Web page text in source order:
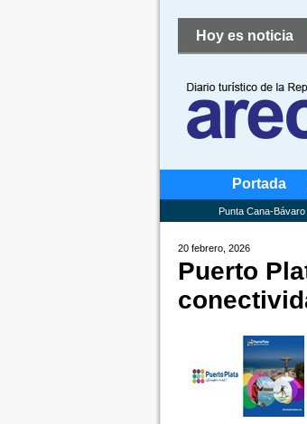
Hoy es noticia
Portada
Punta Cana-Bávaro
20 febrero, 2026
Puerto